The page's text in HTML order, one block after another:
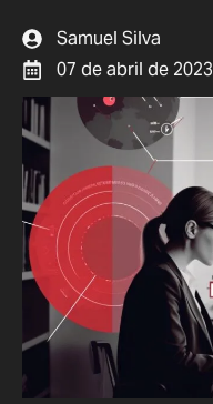
Samuel Silva
07 de abril de 2023